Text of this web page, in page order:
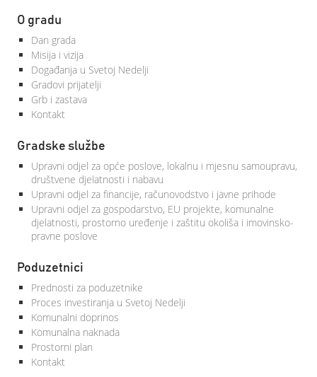
O gradu
Dan grada
Misija i vizija
Događanja u Svetoj Nedelji
Gradovi prijatelji
Grb i zastava
Kontakt
Gradske službe
Upravni odjel za opće poslove, lokalnu i mjesnu samoupravu,
društvene djelatnosti i nabavu
Upravni odjel za financije, računovodstvo i javne prihode
Upravni odjel za gospodarstvo, EU projekte, komunalne
djelatnosti, prostorno uređenje i zaštitu okoliša i imovinsko-
pravne poslove
Poduzetnici
Prednosti za poduzetnike
Proces investiranja u Svetoj Nedelji
Komunalni doprinos
Komunalna naknada
Prostorni plan
Kontakt